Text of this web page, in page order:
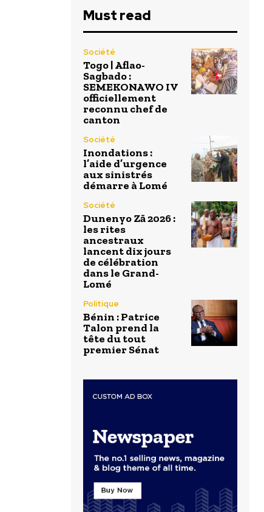
Must read
Société
Togo | Aflao-
Sagbado :
SEMEKONAWO IV
officiellement
reconnu chef de
canton
Société
Inondations :
l’aide d’urgence
aux sinistrés
démarre à Lomé
Société
Dunenyo Zā 2026 :
les rites
ancestraux
lancent dix jours
de célébration
dans le Grand-
Lomé
Politique
Bénin : Patrice
Talon prend la
tête du tout
premier Sénat